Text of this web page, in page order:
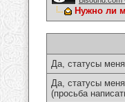
Нужно ли
Да, статусы
Да, статусы
(просьба